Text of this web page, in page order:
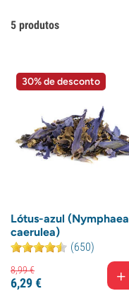
5 produtos
30% de desconto
Lótus-azul (Nymphaea
caerulea)
(650)
8,99€
6,29€